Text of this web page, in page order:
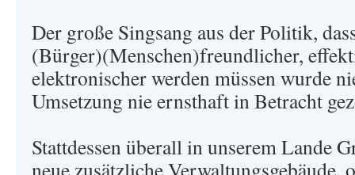
Der große Singsang aus der Politik,
(Bürger)(Menschen)freundlicher,
elektronischer werden müssen wurde
Umsetzung nie ernsthaft in Betracht
Stattdessen überall in unserem Lande
neue zusätzliche Verwaltungsgebäude,